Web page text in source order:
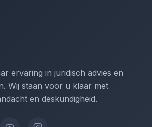
ervaring in juridisch advies en
Wij staan voor u klaar met
en deskundigheid.